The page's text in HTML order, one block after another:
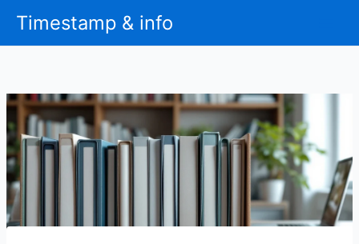
contenu
Timestamp & info